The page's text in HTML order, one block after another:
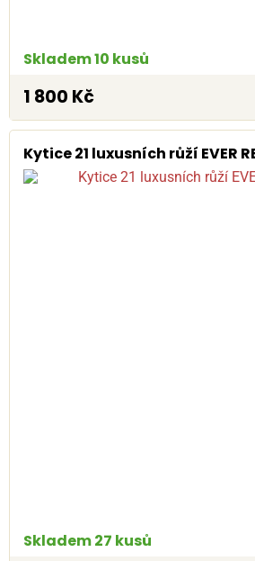
Skladem 10 kusů
1 800 Kč
Kytice 21 luxusních růží EVER
Skladem 27 kusů